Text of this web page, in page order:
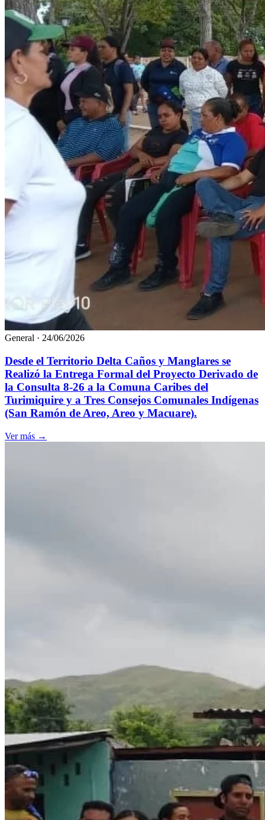
General · 24/06/2026
Desde el Territorio Delta Caños y Manglares se
Realizó la Entrega Formal del Proyecto Derivado de
la Consulta 8-26 a la Comuna Caribes del
Turimiquire y a Tres Consejos Comunales Indígenas
(San Ramón de Areo, Areo y Macuare).
Ver más →